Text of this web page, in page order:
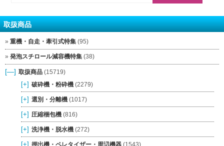
取扱商品
重機・自走・牽引式特集 (95)
発泡スチロール減容機特集 (38)
[—] 取扱商品 (15719)
[+] 破砕機・粉砕機 (2279)
[+] 選別・分離機 (1017)
[+] 圧縮梱包機 (816)
[+] 洗浄機・脱水機 (272)
[+] 押出機・ペレタイザー・周辺機器 (1543)